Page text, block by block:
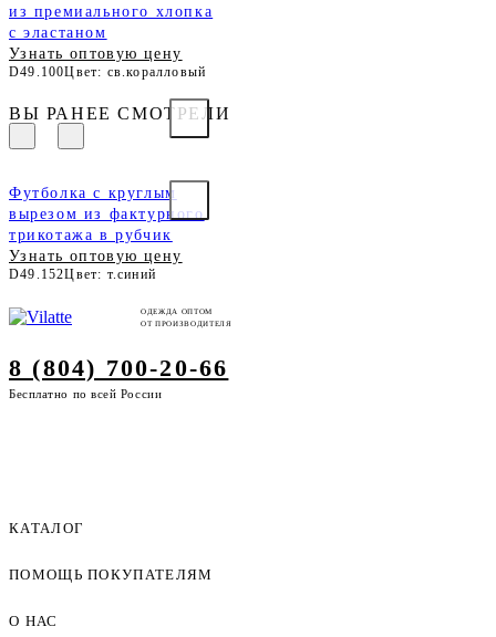
из премиального хлопка
с эластаном
Узнать оптовую цену
D49.100Цвет: св.коралловый
ВЫ РАНЕЕ СМОТРЕЛИ
Футболка с круглым
вырезом из фактурного
трикотажа в рубчик
Узнать оптовую цену
D49.152Цвет: т.синий
ОДЕЖДА ОПТОМ
ОТ ПРОИЗВОДИТЕЛЯ
8 (804) 700-20-66
Бесплатно по всей России
КАТАЛОГ
Женская одежда оптом
ПОМОЩЬ ПОКУПАТЕЛЯМ
О НАС